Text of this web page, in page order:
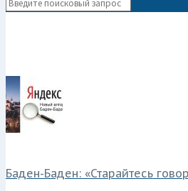
Баден-Баден: «Старайтесь